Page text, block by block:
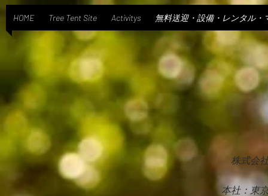
HOME Tree Tent Site Activitys 無料送迎・設備・レンタル・
株式会
本社：東